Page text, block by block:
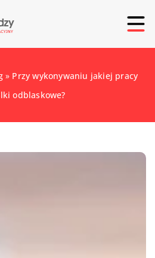
» Przy wykonywaniu jakiej pracy
odblaskowe?